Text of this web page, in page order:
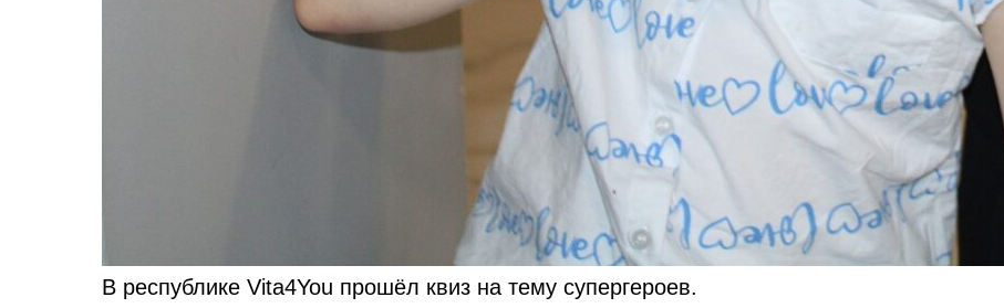
В республике Vita4You прошёл квиз на тему супергероев.